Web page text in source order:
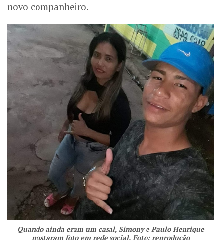
novo companheiro.
Quando ainda eram um casal, Simony e Paulo Henrique
postaram foto em rede social. Foto: reprodução